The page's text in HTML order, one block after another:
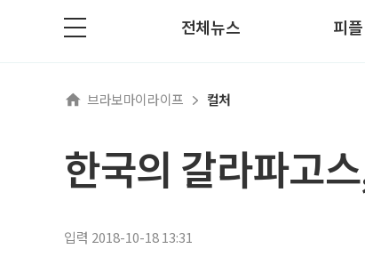
전체뉴스 피플
브라보마이라이프 컬처
한국의 갈라파고
입력 2018-10-18 13:31